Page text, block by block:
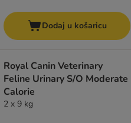
Dodaj u košaricu
Royal Canin Veterinary
Feline Urinary S/O Moderate
Calorie
2 x 9 kg